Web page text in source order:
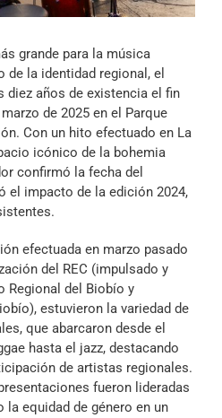
Sonoro
grande para la música
de la identidad regional, el
diez años de existencia el fin
de 2025 en el Parque
Con un hito efectuado en La
icónico de la bohemia
confirmó la fecha del
el impacto de la edición 2024,
efectuada en marzo pasado
del REC (impulsado y
Regional del Biobío y
estuvieron la variedad de
que abarcaron desde el
hasta el jazz, destacando
de artistas regionales.
fueron lideradas
la equidad de género en un